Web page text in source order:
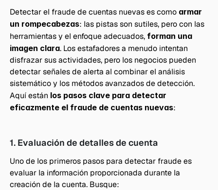
Detectar el fraude de cuentas nuevas es como armar
un rompecabezas: las pistas son sutiles, pero con las
herramientas y el enfoque adecuados, forman una
imagen clara. Los estafadores a menudo intentan
disfrazar sus actividades, pero los negocios pueden
detectar señales de alerta al combinar el análisis
sistemático y los métodos avanzados de detección.
Aquí están los pasos clave para detectar
eficazmente el fraude de cuentas nuevas:
1. Evaluación de detalles de cuenta
Uno de los primeros pasos para detectar fraude es
evaluar la información proporcionada durante la
creación de la cuenta. Busque: